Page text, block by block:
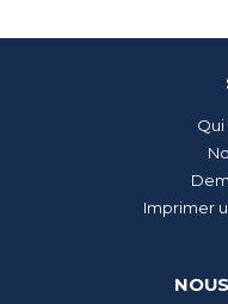
Imprimer